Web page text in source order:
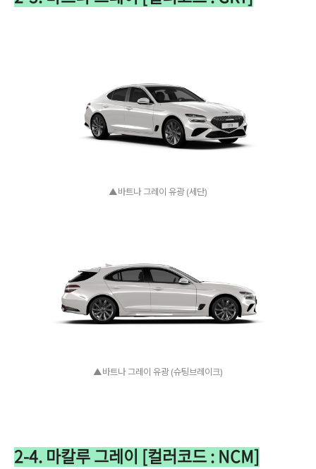
▲바트나 그레이 유광 (세단)
▲바트나 그레이 유광 (슈팅브레이크)
2-4. 마칼루 그레이 [컬러코드 : NCM]